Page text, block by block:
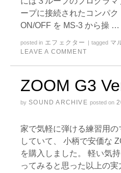
ープに接続されたコンパ
ON/OFF を MS-3 から操 …
posted in エフェクター tagged マ
LEAVE A COMMENT
ZOOM G3
by SOUND ARCHIVE posted on
家で気軽に弾ける練習用
していて、 小柄で安価な
を購入しました。 軽い気
ってみると思った以上の実